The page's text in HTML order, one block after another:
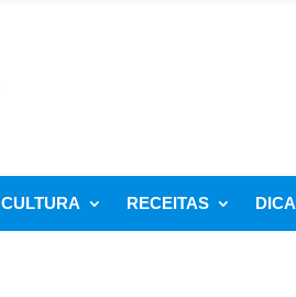
CULTURA RECEITAS